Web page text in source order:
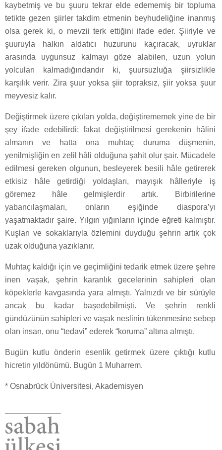
kaybetmiş ve bu şuuru tekrar elde edememiş bir topluma
tetikte gezen şiirler takdim etmenin beyhudeliğine inanmış
olsa gerek ki, o mevzii terk ettiğini ifade eder. Şiiriyle ve
şuuruyla halkın aldatıcı huzurunu kaçıracak, uyruklar
arasında uygunsuz kalmayı göze alabilen, uzun yolun
yolcuları kalmadığındandır ki, şuursuzluğa şiirsizlikle
karşılık verir. Zira şuur yoksa şiir topraksız, şiir yoksa şuur
meyvesiz kalır.
Değiştirmek üzere çıkılan yolda, değiştirememek yine de bir
şey ifade edebilirdi; fakat değiştirilmesi gerekenin hâlini
almanın ve hatta ona muhtaç duruma düşmenin,
yenilmişliğin en zelil hâli olduğuna şahit olur şair. Mücadele
edilmesi gereken olgunun, besleyerek besili hâle getirerek
etkisiz hâle getirdiği yoldaşları, mayışık hâlleriyle iş
göremez hâle gelmişlerdir artık. Birbirilerine
yabancılaşmaları, onların eşiğinde diaspora’yı
yaşatmaktadır şaire. Yılgın yığınların içinde eğreti kalmıştır.
Kuşları ve sokaklarıyla özlemini duyduğu şehrin artık çok
uzak olduğuna yazıklanır.
Muhtaç kaldığı için ve geçimliğini tedarik etmek üzere şehre
inen vaşak, şehrin karanlık gecelerinin sahipleri olan
köpeklerle kavgasında yara almıştı. Yalnızdı ve bir sürüyle
ancak bu kadar başedebilmişti. Ve şehrin renkli
gündüzünün sahipleri ve vaşak neslinin tükenmesine sebep
olan insan, onu “tedavi” ederek “koruma” altına almıştı.
Bugün kutlu önderin esenlik getirmek üzere çıktığı kutlu
hicretin yıldönümü. Bugün 1 Muharrem.
* Osnabrück Üniversitesi, Akademisyen